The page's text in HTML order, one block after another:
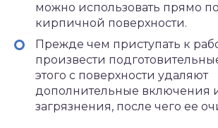
можно использовать прямо
кирпичной поверхности.
Прежде чем приступать к
произвести
этого с поверхности удаляют
дополнительные включения
загрязнения, после чего ее